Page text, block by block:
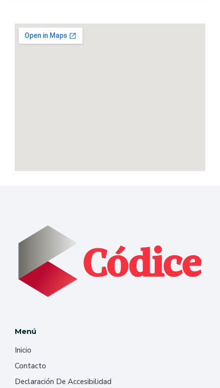
Menú
Inicio
Contacto
Declaración De Accesibilidad